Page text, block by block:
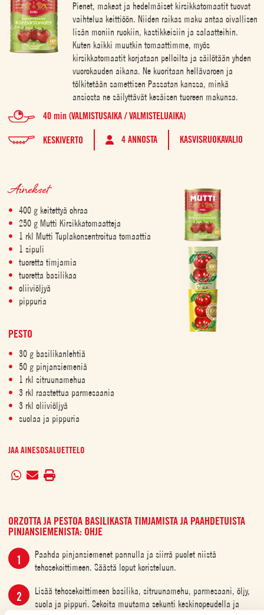
Pienet, makeat ja hedelmäiset kirsikkatomaatit tuovat
vaihtelua keittiöön. Niiden raikas maku antaa oivallisen
lisän moniin ruokiin, kastikkeisiin ja salaatteihin.
Kuten kaikki muutkin tomaattimme, myös
kirsikkatomaatit korjataan pelloilta ja säilötään yhden
vuorokauden aikana. Ne kuoritaan hellävaroen ja
tölkitetään samettisen Passatan kanssa, minkä
ansiosta ne säilyttävät kesäisen tuoreen makunsa.
40 min (VALMISTUSAIKA / VALMISTELUAIKA)
KESKIVERTO 4 ANNOSTA KASVISRUOKAVALIO
Ainekset
400 g keitettyä ohraa
250 g Mutti Kirsikkatomaatteja
1 rkl Mutti Tuplakonsentroitua tomaattia
1 sipuli
tuoretta timjamia
tuoretta basilikaa
oliiviöljyä
pippuria
PESTO
30 g basilikanlehtiä
50 g pinjansiemeniä
1 rkl sitruunamehua
3 rkl raastettua parmesaania
3 rkl oliiviöljyä
suolaa ja pippuria
JAA AINESOSALUETTELO
ORZOTTA JA PESTOA BASILIKASTA TIMJAMISTA JA PAAHDETUISTA
PINJANSIEMENISTA: OHJE
Paahda pinjansiemenet pannulla ja siirrä puolet niistä
tehosekoittimeen. Säästä loput koristeluun.
Lisää tehosekoittimeen basilika, sitruunamehu, parmesaani, öljy,
suola ja pippuri. Sekoita muutama sekunti keskinopeudella ja